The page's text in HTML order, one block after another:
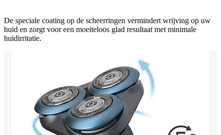
De speciale coating op de scheerringen vermindert wrijving op uw
huid en zorgt voor een moeiteloos glad resultaat met minimale
huidirritatie.